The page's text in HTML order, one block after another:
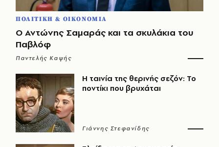
ΠΟΛΙΤΙΚΗ & ΟΙΚΟΝΟΜΙΑ
Ο Αντώνης Σαμαράς και τα σκυλάκια του
Παβλόφ
Παντελής Καψής
Η ταινία της θερινής σεζόν: Το
ποντίκι που βρυχάται
Γιάννης Στεφανίδης